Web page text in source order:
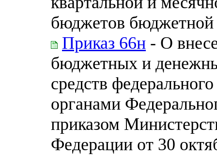
бюджетов бюджетной
Приказ 66н - О
бюджетных и
средств
органами
приказом
Федерации от 30